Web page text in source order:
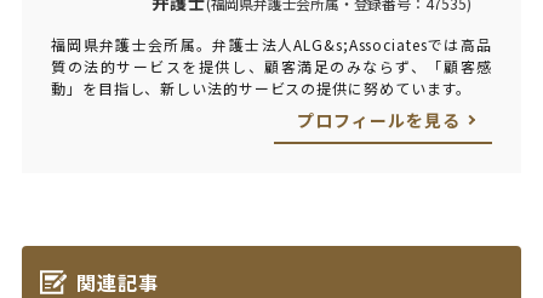
福岡県弁護士会所属。弁護士法人ALG&s;Associatesでは高品
質の法的サービスを提供し、顧客満足のみならず、「顧客感
動」を目指し、新しい法的サービスの提供に努めています。
プロフィールを見る
関連記事